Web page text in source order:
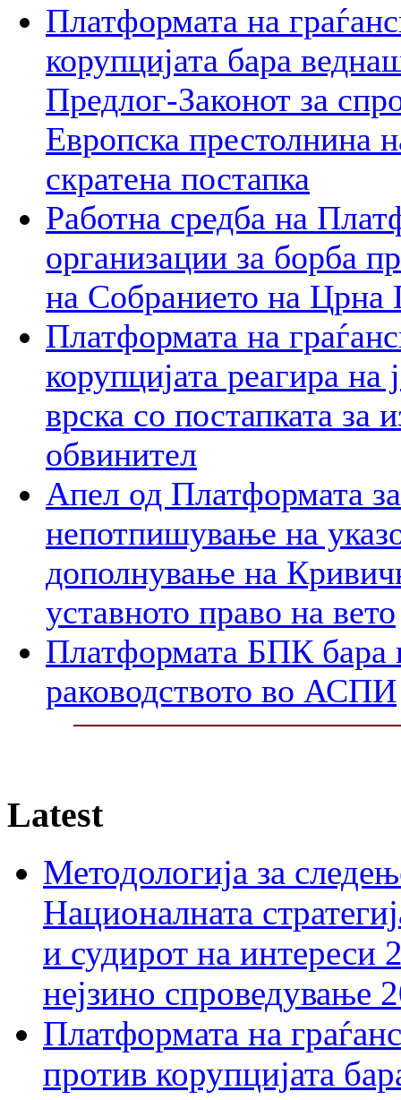
Платформата на
корупцијата бара
Предлог-Законот за
Европска престолнина
скратена постапка
Работна средба на
организации за борба
на Собранието на Црна
Платформата на
корупцијата реагира
врска со постапката за
обвинител
Апел од Платформата
непотпишување на
дополнување на
уставното право на вето
Платформата БПК бара
раководството во АСПИ
Latest
Методологија за
Националната
и судирот на интереси
нејзино спроведување
Платформата на
против корупцијата